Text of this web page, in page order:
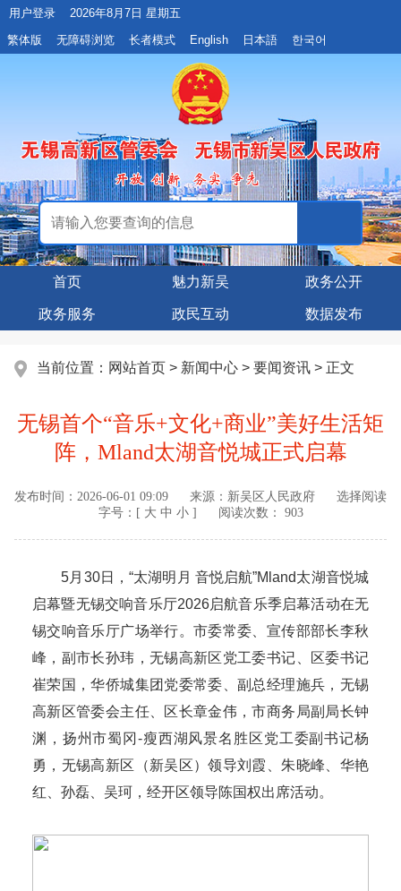
用户登录
2026年8月7日 星期五
繁体版
无障碍浏览 长者模式 English 日本語 한국어
首页 魅力新吴 政务公开
政务服务 政民互动 数据发布
当前位置： 网站首页 > 新闻中心 > 要闻资讯 > 正文
无锡首个“音乐+文化+商业”美好生活矩
阵，Mland太湖音悦城正式启幕
发布时间： 2026-06-01 09:09 来源： 新吴区人民政府
选择阅读
字号：[ 大 中 小] 阅读次数： 903
5月30日，“太湖明月 音悦启航”Mland太湖音悦城
启幕暨无锡交响音乐厅2026启航音乐季启幕活动在无
锡交响音乐厅广场举行。市委常委、宣传部部长李秋
峰，副市长孙玮，无锡高新区党工委书记、区委书记
崔荣国，华侨城集团党委常委、副总经理施兵，无锡
高新区管委会主任、区长章金伟，市商务局副局长钟
渊，扬州市蜀冈-瘦西湖风景名胜区党工委副书记杨
勇，无锡高新区（新吴区）领导刘霞、朱晓峰、华艳
红、孙磊、吴珂，经开区领导陈国权出席活动。